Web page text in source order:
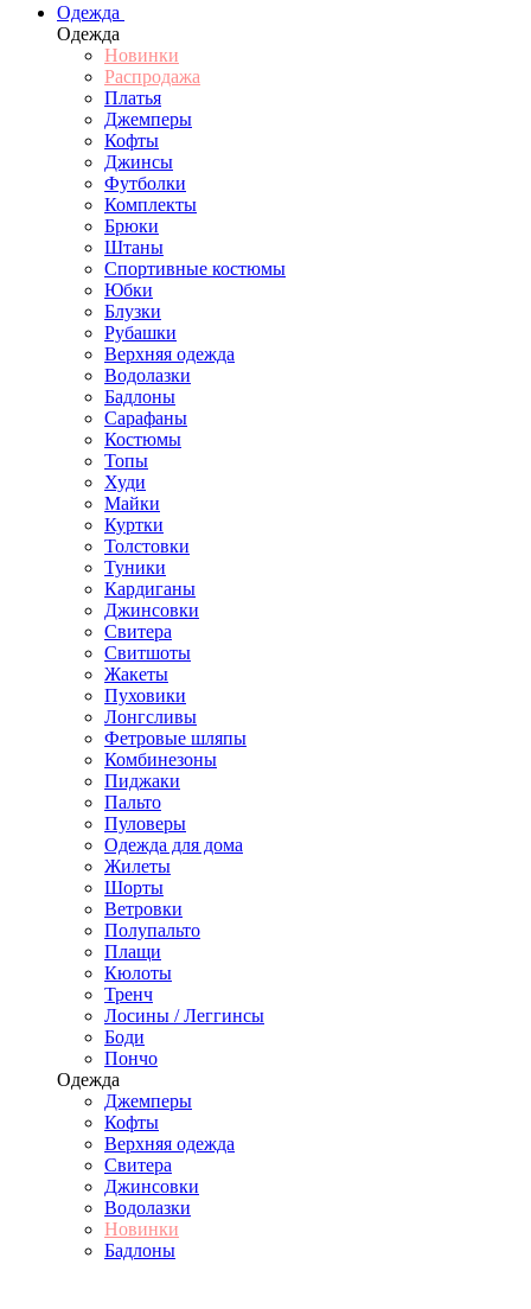
Одежда
Одежда
Новинки
Распродажа
Платья
Джемперы
Кофты
Джинсы
Футболки
Комплекты
Брюки
Штаны
Спортивные костюмы
Юбки
Блузки
Рубашки
Верхняя одежда
Водолазки
Бадлоны
Сарафаны
Костюмы
Топы
Худи
Майки
Куртки
Толстовки
Туники
Кардиганы
Джинсовки
Свитера
Свитшоты
Жакеты
Пуховики
Лонгсливы
Фетровые шляпы
Комбинезоны
Пиджаки
Пальто
Пуловеры
Одежда для дома
Жилеты
Шорты
Ветровки
Полупальто
Плащи
Кюлоты
Тренч
Лосины / Леггинсы
Боди
Пончо
Одежда
Джемперы
Кофты
Верхняя одежда
Свитера
Джинсовки
Водолазки
Новинки
Бадлоны